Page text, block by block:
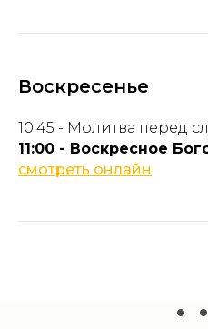
Воскресенье
10:45 - Молитва перед
11:00 - Воскресное
смотреть онлайн
.